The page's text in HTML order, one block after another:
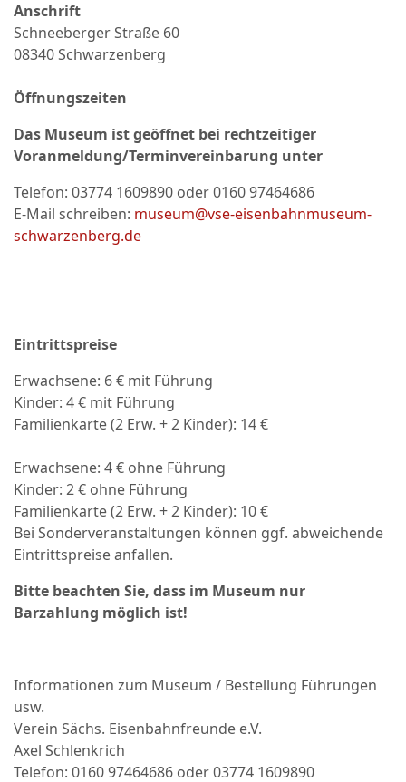
Anschrift
Schneeberger Straße 60
08340 Schwarzenberg
Öffnungszeiten
Das Museum ist geöffnet bei rechtzeitiger
Voranmeldung/Terminvereinbarung unter
Telefon: 03774 1609890 oder 0160 97464686
E-Mail schreiben: museum@vse-eisenbahnmuseum-
schwarzenberg.de
Eintrittspreise
Erwachsene: 6 € mit Führung
Kinder: 4 € mit Führung
Familienkarte (2 Erw. + 2 Kinder): 14 €
Erwachsene: 4 € ohne Führung
Kinder: 2 € ohne Führung
Familienkarte (2 Erw. + 2 Kinder): 10 €
Bei Sonderveranstaltungen können ggf. abweichende
Eintrittspreise anfallen.
Bitte beachten Sie, dass im Museum nur
Barzahlung möglich ist!
Informationen zum Museum / Bestellung Führungen
usw.
Verein Sächs. Eisenbahnfreunde e.V.
Axel Schlenkrich
Telefon: 0160 97464686 oder03774 1609890